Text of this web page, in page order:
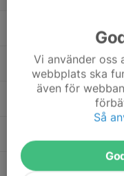
Johan
Mladen Blagojevic
Nellie Lindhe
Ulf Jacobsson
Vi använder
webbplats ska
även för
Så